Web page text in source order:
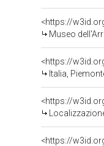
<https://
Museo
<https://
Italia,
<https://
<https://